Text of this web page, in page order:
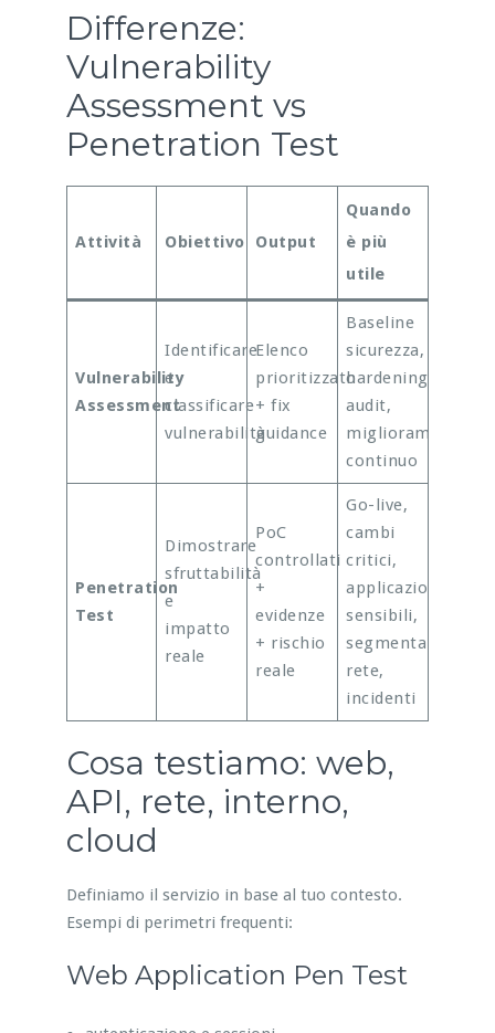
Differenze:
Vulnerability
Assessment vs
Penetration Test
Attività Obiettivo Output
Quando
è più
utile
Vulnerability
Assessment
Identificare
e
classificare
vulnerabilità
Elenco
prioritizzato
+ fix
guidance
Baseline
sicurezza,
hardening,
audit,
miglioramento
continuo
Penetration
Test
Dimostrare
sfruttabilità
e
impatto
reale
PoC
controllati
+
evidenze
+ rischio
reale
Go-live,
cambi
critici,
applicazioni
sensibili,
segmentazione
rete,
incidenti
Cosa testiamo: web,
API, rete, interno,
cloud
Definiamo il servizio in base al tuo contesto.
Esempi di perimetri frequenti:
Web Application Pen Test